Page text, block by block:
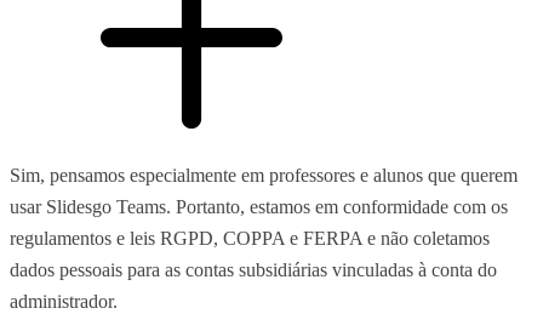
Sim, pensamos especialmente em professores e alunos que querem
usar Slidesgo Teams. Portanto, estamos em conformidade com os
regulamentos e leis RGPD, COPPA e FERPA e não coletamos
dados pessoais para as contas subsidiárias vinculadas à conta do
administrador.